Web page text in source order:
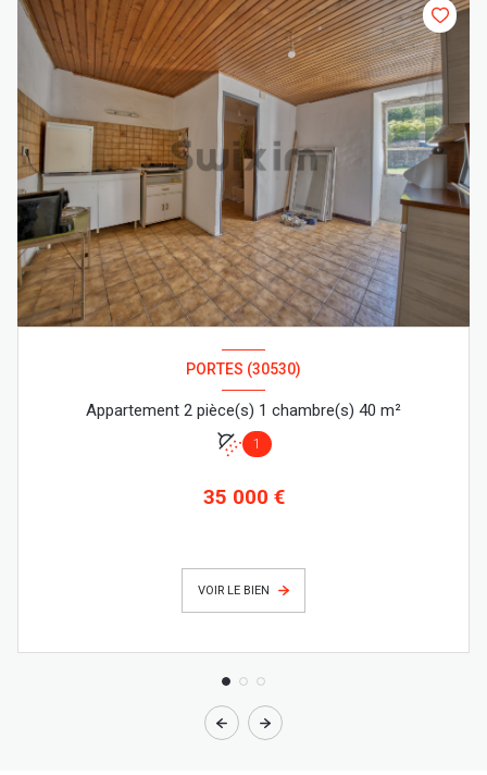
PORTES (30530)
Appartement 2 pièce(s) 1 chambre(s) 40 m²
1
35 000 €
VOIR LE BIEN